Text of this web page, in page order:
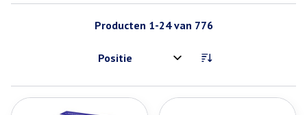
Producten 1-24van 776
Sorteer op: